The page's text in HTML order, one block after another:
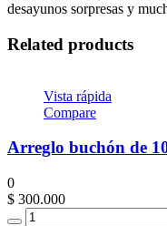
desayunos sorpresas y
Related products
Vista rápida
Compare
Arreglo buchón de
0
$ 300.000
Quantity